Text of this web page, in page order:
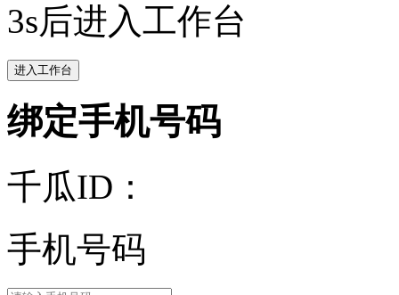
3s后进入工作台
进入工作台
绑定手机号码
千瓜ID：
手机号码